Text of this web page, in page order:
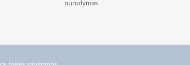
nurodymas